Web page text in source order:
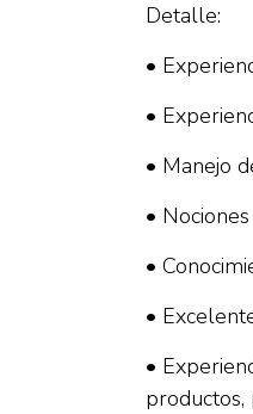
Detalle:
•
•
• Manejo
•
•
•
•